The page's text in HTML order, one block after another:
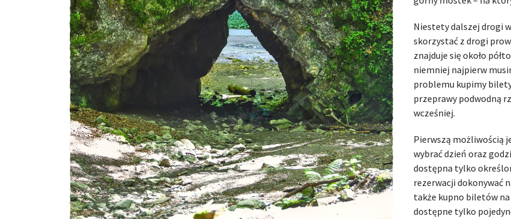
Niestety dalszej drogi
skorzystać z drogi
znajduje się około
niemniej najpierw
problemu kupimy
przeprawy podwodną
wcześniej.
Pierwszą możliwością
wybrać dzień oraz
dostępna tylko
rezerwacji dokonywać
także kupno biletów
dostępne tylko